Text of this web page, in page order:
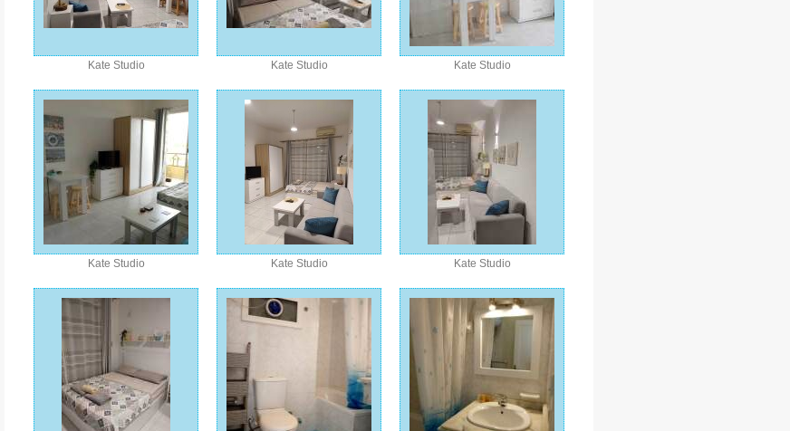
Kate Studio Kate Studio Kate Studio
Kate Studio Kate Studio Kate Studio